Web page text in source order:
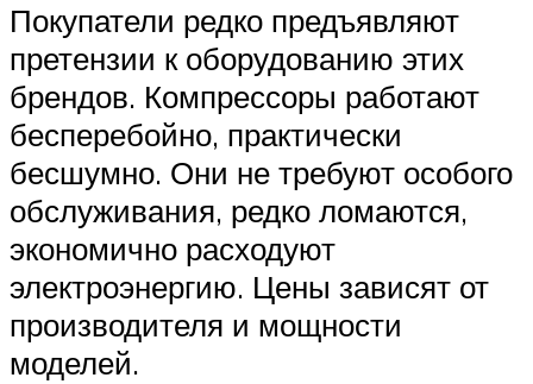
Покупатели редко предъявляют
претензии к оборудованию этих
брендов. Компрессоры работают
бесперебойно, практически
бесшумно. Они не требуют особого
обслуживания, редко ломаются,
экономично расходуют
электроэнергию. Цены зависят от
производителя и мощности
моделей.